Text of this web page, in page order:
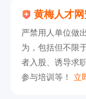
晋升路径：
楼面经理—副
黄梅人才
严禁用人单位做
为，包括但不限
者入股、诱导求
参与培训等！ 立